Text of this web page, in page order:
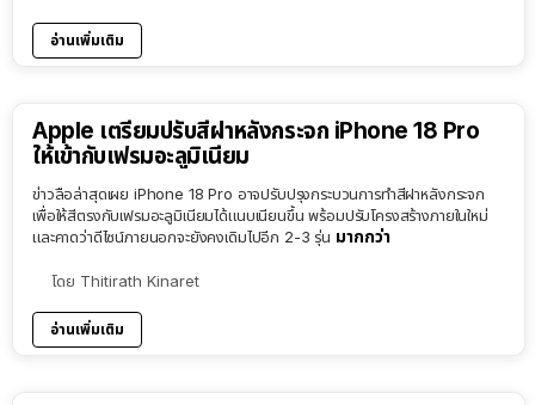
อ่านเพิ่มเติม
Apple เตรียมปรับสีฝาหลังกระจก iPhone 18 Pro
ให้เข้ากับเฟรมอะลูมิเนียม
ข่าวลือล่าสุดเผย iPhone 18 Pro อาจปรับปรุงกระบวนการทำสีฝาหลังกระจก
เพื่อให้สีตรงกับเฟรมอะลูมิเนียมได้แนบเนียนขึ้น พร้อมปรับโครงสร้างภายในใหม่
และคาดว่าดีไซน์ภายนอกจะยังคงเดิมไปอีก 2-3 รุ่น มากกว่า
โดย Thitirath Kinaret
อ่านเพิ่มเติม